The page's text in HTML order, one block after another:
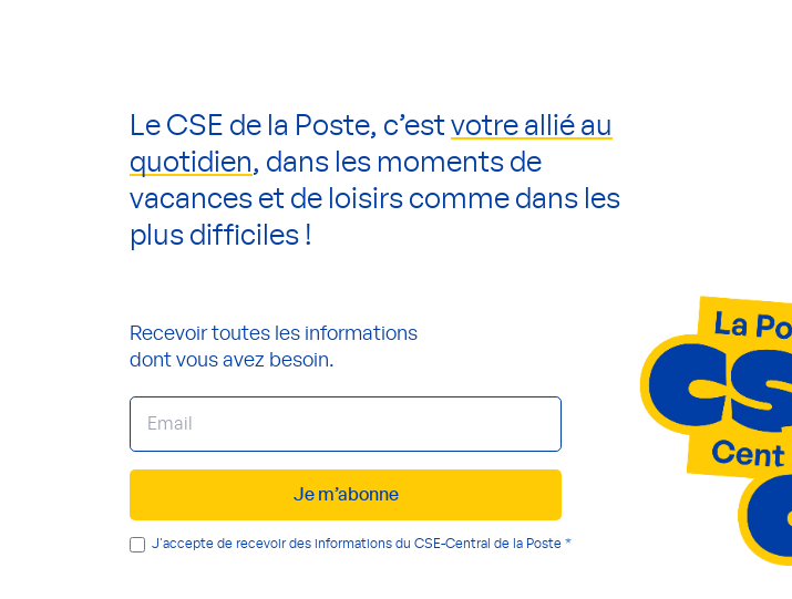
Le CSE de la Poste, c’estvotre allié au
quotidien, dans les moments de
vacances et de loisirs comme dans les
plus difficiles !
Recevoir toutes les informations
dont vous avez besoin.
Je m’abonne
J'accepte de recevoir des informations du CSE-Central de la Poste